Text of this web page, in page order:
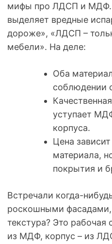
мифы про ЛДСП и
выделяет вредные
дороже», «ЛДСП –
мебели». На деле:
Оба
соблюдении
уступает
корпуса.
Цена
материала,
покрытия и
Встречали когда-
роскошными фасадами,
текстура? Это
из МДФ, корпус – из